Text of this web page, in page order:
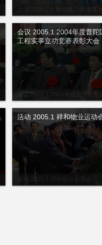
会议 2005.1 2004年度普陀区重
会议 2005.1 2004年度普陀
工程实事立功竞赛表彰大会
活动 2005.1 祥和物业运动会
活动 2005.1 祥和物业运动